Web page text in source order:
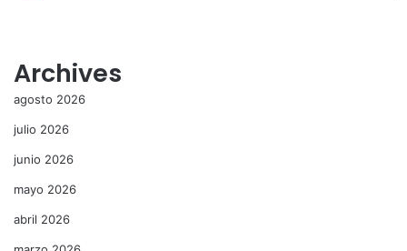
Archives
agosto 2026
julio 2026
junio 2026
mayo 2026
abril 2026